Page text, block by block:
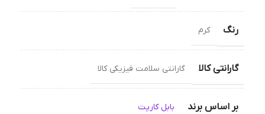
رنگ کرم
گارانتی کالا گارانتی سلامت فیزیکی کالا
بر اساس برند بابل کارپت